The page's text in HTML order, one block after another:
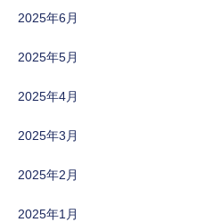
2025年6月
2025年5月
2025年4月
2025年3月
2025年2月
2025年1月